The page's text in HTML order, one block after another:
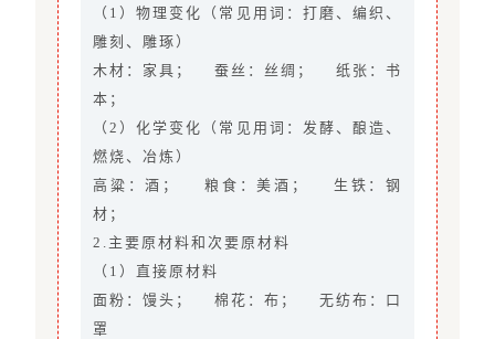
（1）物理变化（常见用词：打磨、编织、
雕刻、雕琢）
木材：家具； 蚕丝：丝绸； 纸张：书
本；
（2）化学变化（常见用词：发酵、酿造、
燃烧、冶炼）
高粱：酒； 粮食：美酒； 生铁：钢
材；
2.主要原材料和次要原材料
（1）直接原材料
面粉：馒头； 棉花：布； 无纺布：口
罩